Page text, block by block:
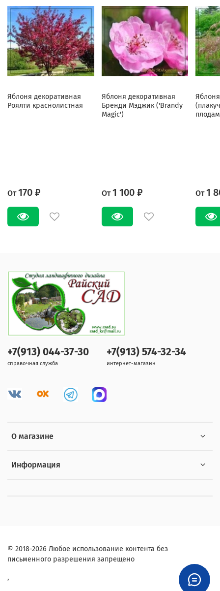
Яблоня декоративная
Роялти краснолистная
От 170 ₽
Яблоня декоративная
Бренди Мэджик ('Brandy
Magic')
От 1 100 ₽ От 1
О магазине
Информация
+7(913) 044-37-30
справочная служба
+7(913) 574-32-34
интернет-магазин
© 2018-2026 Любое использование контента без
письменного разрешения запрещено
,